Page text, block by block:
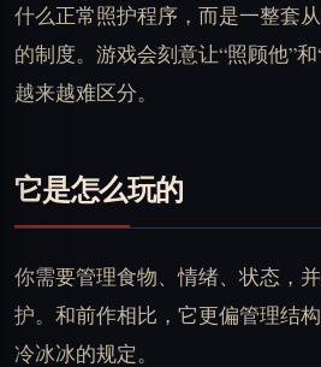
什么正常照护程序，而是一整套
的制度。游戏会刻意让“照顾他”
越来越难区分。
它是怎么玩的
你需要管理食物、情绪、状态，
护。和前作相比，它更偏管理结
冷冰冰的规定。